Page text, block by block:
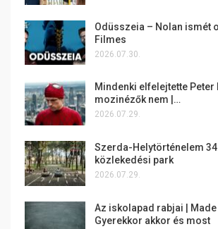
Odüsszeia – Nolan ismét
Filmes
2026.07.30.
Mindenki elfelejtette Peter
mozinézők nem |…
2026.07.29.
Szerda-Helytörténelem
közlekedési park
2026.07.29.
Az iskolapad rabjai | Made
Gyerekkor akkor és most